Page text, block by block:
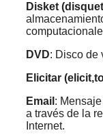
Disket
DVD: Disco de
Elicitar
Email :
a través de la
Internet.